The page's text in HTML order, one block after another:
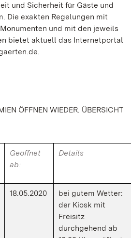
und Sicherheit für Gäste und
Die exakten Regelungen mit
und mit den jeweils
bietet aktuell das Internetportal
ÖFFNEN WIEDER. ÜBERSICHT
Geöffnet
ab:
Details
18.05.2020
bei gutem Wetter:
der Kiosk mit
Freisitz
durchgehend ab